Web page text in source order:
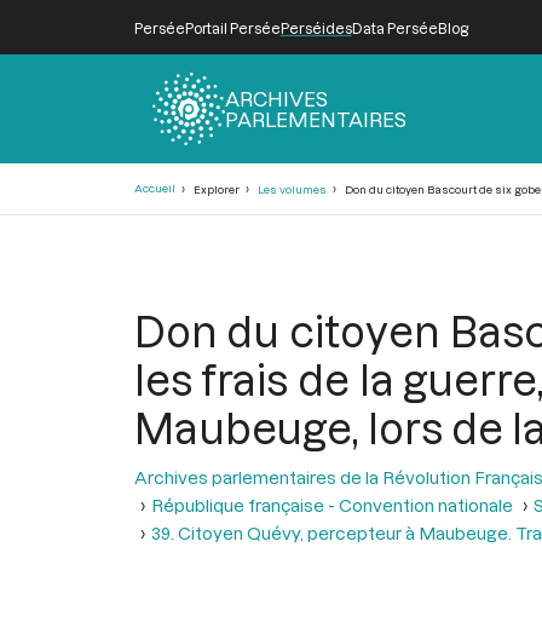
PerséePortail PerséePerséidesData PerséeBlog
ARCHIVES
PARLEMENTAIRES
Accueil Explorer Les volumes Don du citoyen Bascourt de six
Don du citoyen
les frais de la
Maubeuge, lors de
Archives parlementaires de la Révolution
République française - Convention nationale
39. Citoyen Quévy, percepteur à Maubeuge.